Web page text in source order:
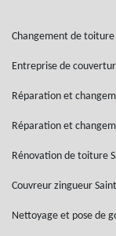
Changement de
Entreprise de
Réparation et
Réparation et
Rénovation de toiture
Couvreur zingueur
Nettoyage et pose de